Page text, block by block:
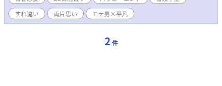
自分と決別する為に、利里は必死に努力をしてもがいている姿
に、蒼柳は利里を利用しようとしても笑ってくれた彼を気にかか
り、努力し健気な態度で接する彼に次第に惹かれていく。 トラウ
意味を表すのか。落ちこぼれ看護学生のリアルを描いた看護学生
すれ違い
両片思い モテ男×平凡
2 件